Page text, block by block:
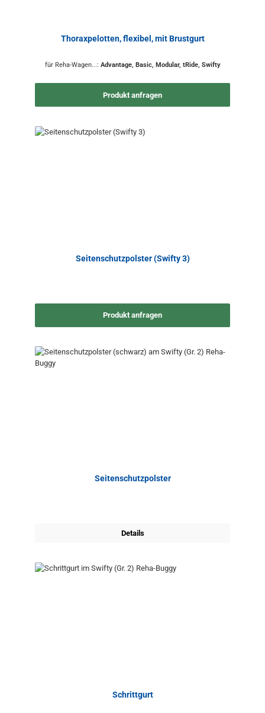
Thoraxpelotten, flexibel, mit Brustgurt
für Reha-Wagen...: Advantage, Basic, Modular, tRide, Swifty
Produkt anfragen
Seitenschutzpolster (Swifty 3)
Produkt anfragen
Seitenschutzpolster
Details
Schrittgurt